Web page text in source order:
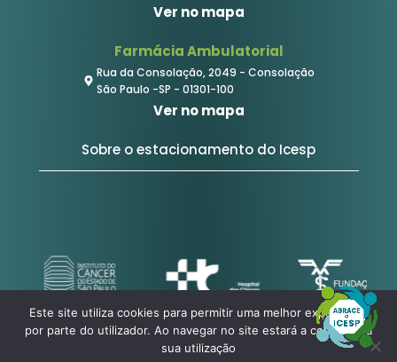
Ver no mapa
Farmácia Ambulatorial
Rua da Consolação, 2049 - Consolação
São Paulo -SP - 01301-100
Ver no mapa
Sobre o estacionamento do Icesp
Este site utiliza cookies para permitir uma melhor experiência
por parte do utilizador. Ao navegar no site estará a consentir a
sua utilização